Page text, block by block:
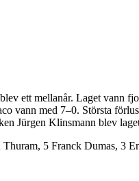
ett mellanår. Laget vann
vann med 7–0. Största
Jürgen Klinsmann blev
5 Franck Dumas, 3